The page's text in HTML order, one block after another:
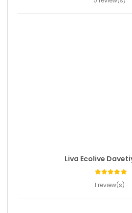
Liva Ecolive
1 review(s)